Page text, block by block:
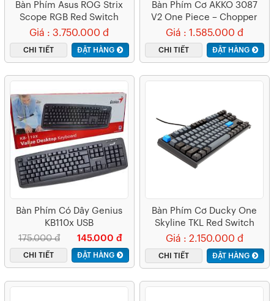
Bàn Phím Asus ROG Strix
Scope RGB Red Switch
Giá : 3.750.000 đ
CHI TIẾT ĐẶT HÀNG
Bàn Phím Cơ AKKO 3087
V2 One Piece – Chopper
(USB/AKKO Blue Switch)
Giá : 1.585.000 đ
CHI TIẾT ĐẶT HÀNG
Bàn Phím Có Dây Genius
KB110x USB
145.000 đ
175.000 đ
CHI TIẾT ĐẶT HÀNG
Bàn Phím Cơ Ducky One
Skyline TKL Red Switch
Giá : 2.150.000 đ
CHI TIẾT ĐẶT HÀNG